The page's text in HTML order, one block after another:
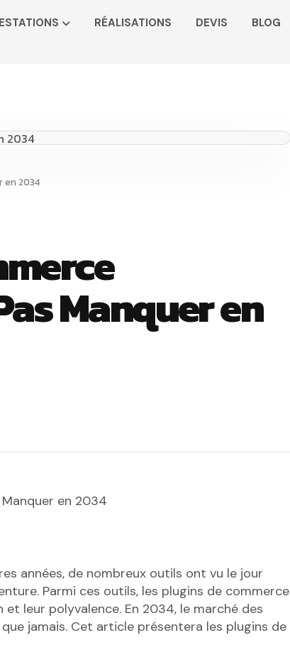
RÉALISATIONS DEVIS BLOG
en 2034
Manquer en
en 2034
années, de nombreux outils ont vu le jour
Parmi ces outils, les plugins de commerce
leur polyvalence. En 2034, le marché des
jamais. Cet article présentera les plugins de